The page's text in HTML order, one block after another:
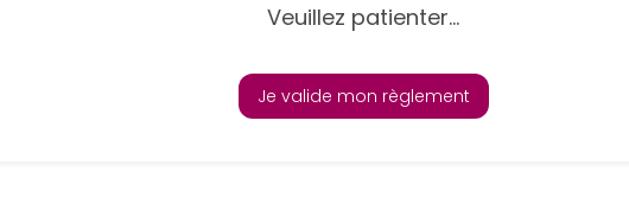
Veuillez patienter...
Je valide mon règlement